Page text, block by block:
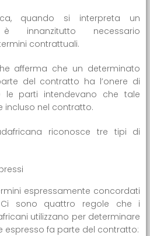
quando si interpreta un
innanzitutto necessario
contrattuali.
afferma che un determinato
del contratto ha l’onere di
le parti intendevano che tale
incluso nel contratto.
riconosce tre tipi di
espressamente concordati
sono quattro regole che i
utilizzano per determinare
espresso fa parte del contratto: